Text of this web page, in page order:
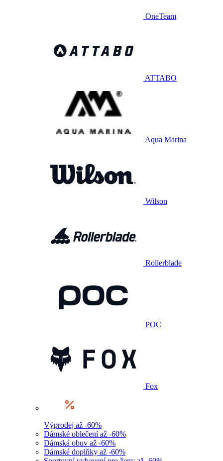
OneTeam
ATTABO
Aqua Marina
Wilson
Rollerblade
POC
Fox
Výprodej až -60%
Dámské oblečení až -60%
Dámská obuv až -60%
Dámské doplňky až -60%